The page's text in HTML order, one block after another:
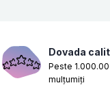
Dovada
Peste
mulțumiți